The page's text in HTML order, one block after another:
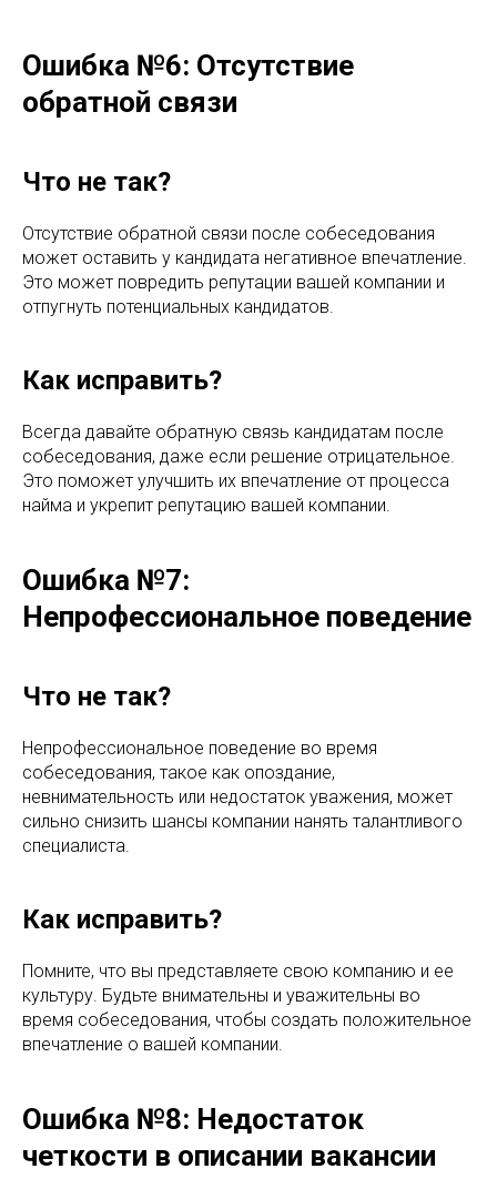
Ошибка №6: Отсутствие
обратной связи
Что не так?
Отсутствие обратной связи после собеседования
может оставить у кандидата негативное впечатление.
Это может повредить репутации вашей компании и
отпугнуть потенциальных кандидатов.
Как исправить?
Всегда давайте обратную связь кандидатам после
собеседования, даже если решение отрицательное.
Это поможет улучшить их впечатление от процесса
найма и укрепит репутацию вашей компании.
Ошибка №7:
Непрофессиональное поведение
Что не так?
Непрофессиональное поведение во время
собеседования, такое как опоздание,
невнимательность или недостаток уважения, может
сильно снизить шансы компании нанять талантливого
специалиста.
Как исправить?
Помните, что вы представляете свою компанию и ее
культуру. Будьте внимательны и уважительны во
время собеседования, чтобы создать положительное
впечатление о вашей компании.
Ошибка №8: Недостаток
четкости в описании вакансии